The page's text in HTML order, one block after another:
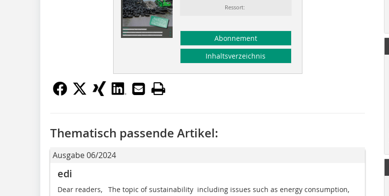
Ressort:
Abonnement
Inhaltsverzeichnis
Thematisch passende Artikel:
Ausgabe 06/2024
edi
Dear readers, The topic of sustainability  including issues such as energy consumption,